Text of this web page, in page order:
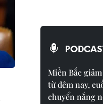
Miền Bắc
từ đêm nay,
chuyển nắng